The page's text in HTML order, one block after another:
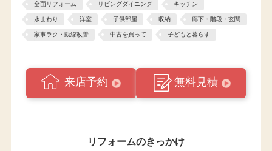
全面リフォーム リビングダイニング キッチン
水まわり 洋室 子供部屋 収納 廊下・階段・玄関
家事ラク・動線改善 中古を買って 子どもと暮らす
来店予約 無料見積
リフォームのきっかけ